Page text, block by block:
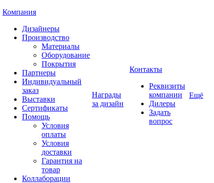
Компания
Дизайнеры
Производство
Материалы
Оборудование
Покрытия
Партнеры
Индивидуальный
заказ
Выставки
Сертификаты
Помощь
Условия
оплаты
Условия
доставки
Гарантия на
товар
Коллаборации
Награды
за дизайн
Контакты
Реквизиты
компании
Дилеры
Задать
вопрос
Ещё